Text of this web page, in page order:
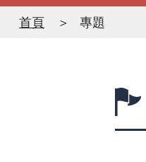
首頁 專題